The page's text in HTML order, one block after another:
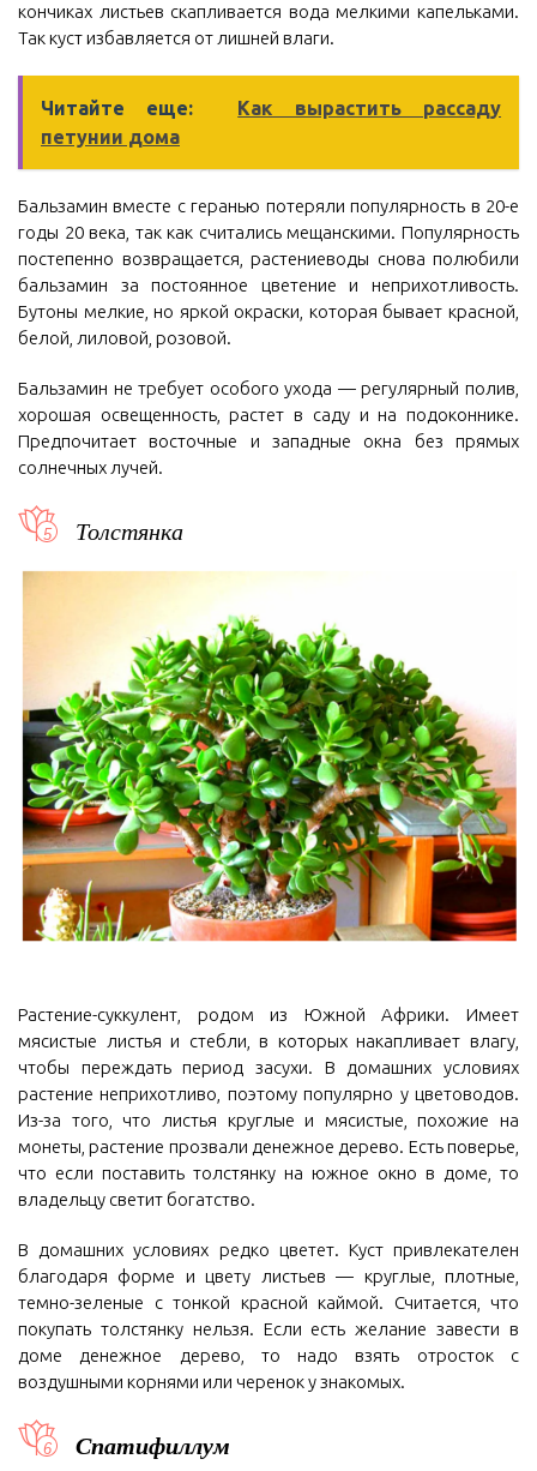
кончиках листьев скапливается вода мелкими капельками.
Так куст избавляется от лишней влаги.
Читайте еще:
Как вырастить рассаду
петунии дома
Бальзамин вместе с геранью потеряли популярность в 20-е
годы 20 века, так как считались мещанскими. Популярность
постепенно возвращается, растениеводы снова полюбили
бальзамин за постоянное цветение и неприхотливость.
Бутоны мелкие, но яркой окраски, которая бывает красной,
белой, лиловой, розовой.
Бальзамин не требует особого ухода — регулярный полив,
хорошая освещенность, растет в саду и на подоконнике.
Предпочитает восточные и западные окна без прямых
солнечных лучей.
Толстянка
Растение-суккулент, родом из Южной Африки. Имеет
мясистые листья и стебли, в которых накапливает влагу,
чтобы переждать период засухи. В домашних условиях
растение неприхотливо, поэтому популярно у цветоводов.
Из-за того, что листья круглые и мясистые, похожие на
монеты, растение прозвали денежное дерево. Есть поверье,
что если поставить толстянку на южное окно в доме, то
владельцу светит богатство.
В домашних условиях редко цветет. Куст привлекателен
благодаря форме и цвету листьев — круглые, плотные,
темно-зеленые с тонкой красной каймой. Считается, что
покупать толстянку нельзя. Если есть желание завести в
доме денежное дерево, то надо взять отросток с
воздушными корнями или черенок у знакомых.
Спатифиллум